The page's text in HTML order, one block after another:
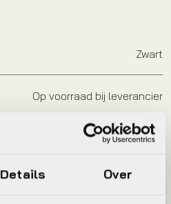
Details Over
Zwart
Op voorraad bij leverancier
BBB
34.9mm